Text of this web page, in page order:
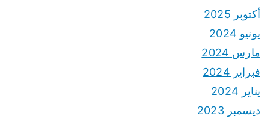
أكتوبر 2025
يونيو 2024
مارس 2024
فبراير 2024
يناير 2024
ديسمبر 2023